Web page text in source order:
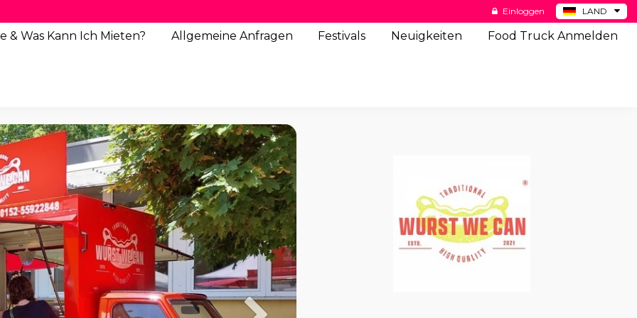
LAND
BE
Einloggen
& Was Kann Ich Mieten? Allgemeine Anfragen Festivals Neuigkeiten Food Truck Anmelden